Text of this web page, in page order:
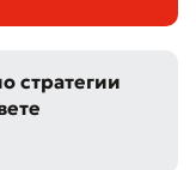
стратегии